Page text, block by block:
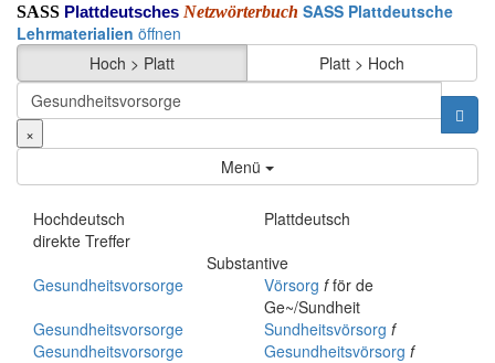
SASS Plattdeutsches Netzwörterbuch SASS Plattdeutsche
Lehrmaterialien öffnen
Hoch > Platt
Platt > Hoch
×
Menü
Hochdeutsch
Plattdeutsch
direkte Treffer
Substantive
Gesundheitsvorsorge
Vörsorg fför de
Ge~/Sundheit
Gesundheitsvorsorge
Sundheitsvörsorg f
Gesundheitsvorsorge
Gesundheitsvörsorg f